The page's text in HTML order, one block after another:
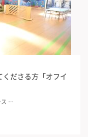
くださる方「オフイ
ス …